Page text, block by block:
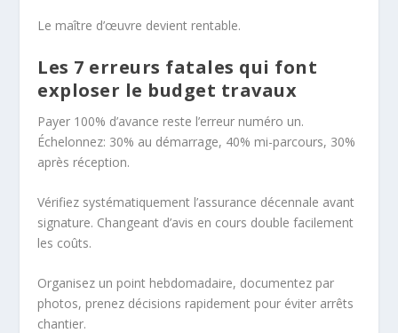
Le maître d’œuvre devient rentable.
Les 7 erreurs fatales qui font
exploser le budget travaux
Payer 100% d’avance reste l’erreur numéro un.
Échelonnez: 30% au démarrage, 40% mi-parcours, 30%
après réception.
Vérifiez systématiquement l’assurance décennale avant
signature. Changeant d’avis en cours double facilement
les coûts.
Organisez un point hebdomadaire, documentez par
photos, prenez décisions rapidement pour éviter arrêts
chantier.